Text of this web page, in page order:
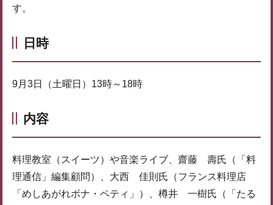
す。
日時
9月3日（土曜日）13時～18時
内容
料理教室（スイーツ）や音楽ライブ、齋藤 壽氏（「料
理通信」編集顧問）、大西 佳則氏（フランス料理店
「めしあがれボナ・ペティ」）、樽井 一樹氏（「たる